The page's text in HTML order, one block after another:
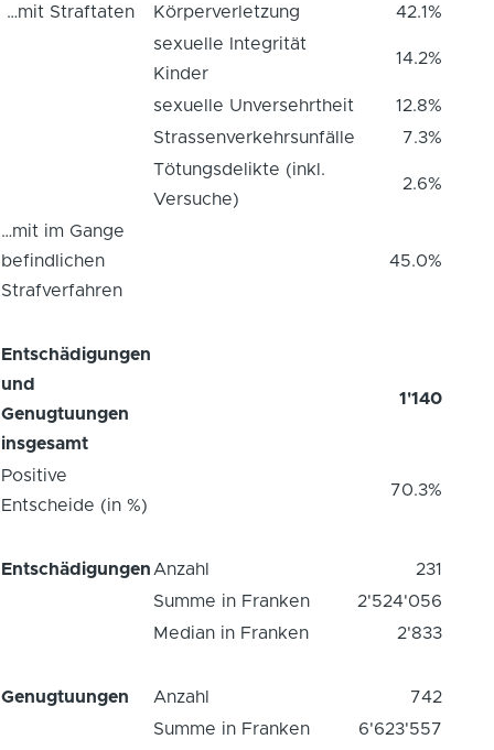
…mit Straftaten Körperverletzung
42.1%
sexuelle Integrität
Kinder
14.2%
sexuelle Unversehrtheit
12.8%
Strassenverkehrsunfälle
7.3%
Tötungsdelikte (inkl.
Versuche)
2.6%
…mit im Gange
befindlichen
Strafverfahren
45.0%
Entschädigungen
und
Genugtuungen
insgesamt
1'140
Positive
Entscheide (in %)
70.3%
Entschädigungen Anzahl
231
Summe in Franken
2'524'056
Median in Franken
2'833
Genugtuungen Anzahl
742
Summe in Franken
6'623'557